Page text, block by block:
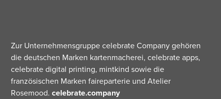
Zur Unternehmensgruppe celebrate Company gehören
die deutschen Marken kartenmacherei, celebrate apps,
celebrate digital printing, mintkind sowie die
französischen Marken faireparterie und Atelier
Rosemood.celebrate.company